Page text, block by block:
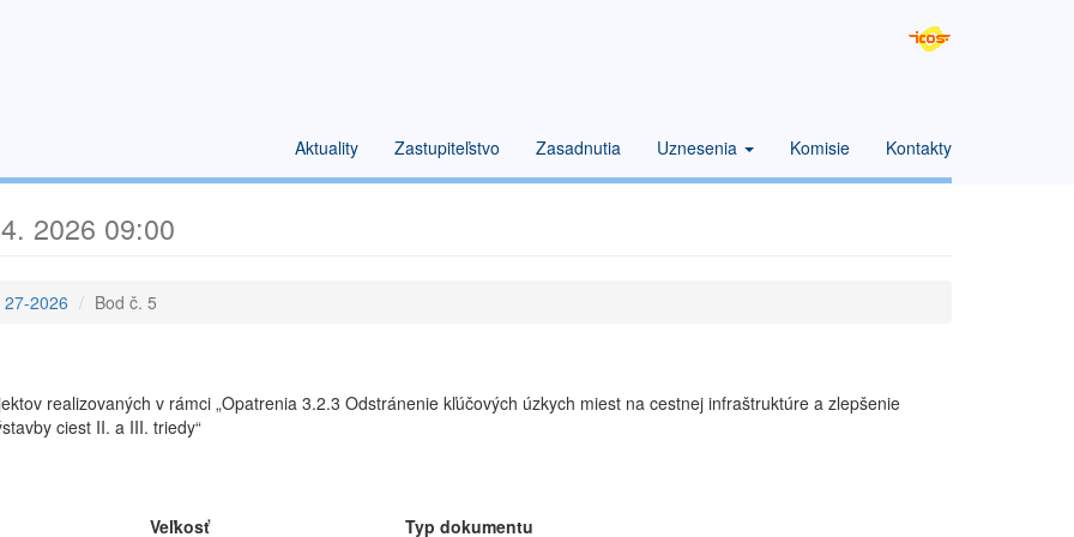
Aktuality Zastupiteľstvo Zasadnutia Uznesenia Komisie Kontakty
2026 09:00
2026 Bod č. 5
realizovaných v rámci „Opatrenia 3.2.3 Odstránenie kľúčových úzkych miest na cestnej infraštruktúre a zlepšenie
ciest II. a III. triedy“
Veľkosť Typ dokumentu